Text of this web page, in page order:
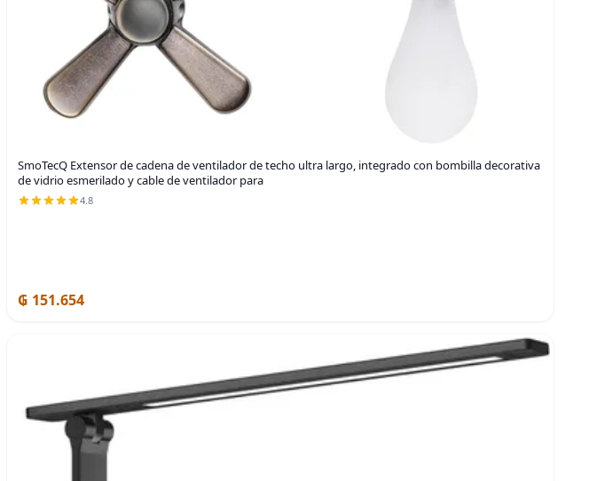
SmoTecQ Extensor de cadena de ventilador de techo ultra largo, integrado con bombilla decorativa
de vidrio esmerilado y cable de ventilador para
4.8
₲ 151.654